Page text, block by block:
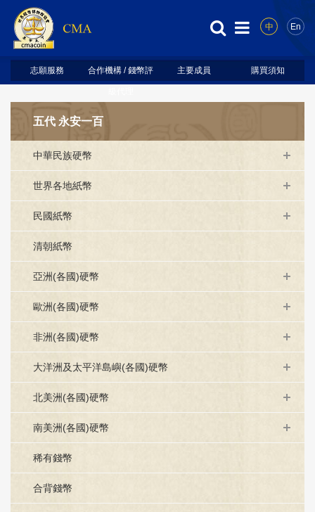
中 En
志願服務 合作機構 / 錢幣評 主要成員 購買須知
五代 永安一百
中華民族硬幣
世界各地紙幣
民國紙幣
清朝紙幣
亞洲(各國)硬幣
歐洲(各國)硬幣
非洲(各國)硬幣
大洋洲及太平洋島嶼(各國)硬幣
北美洲(各國)硬幣
南美洲(各國)硬幣
稀有錢幣
合背錢幣